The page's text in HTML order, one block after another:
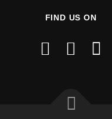
FIND US ON